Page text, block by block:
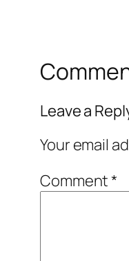
Leave a
Your email
Comment*